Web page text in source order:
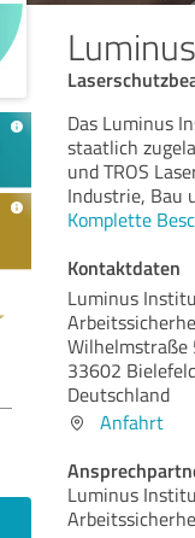
Das Luminus
staatlich
und TROS
Industrie, Bau
Komplette
Kontaktdaten
Luminus
Wilhelmstraße
33602
Deutschland
Anfahrt
Luminus